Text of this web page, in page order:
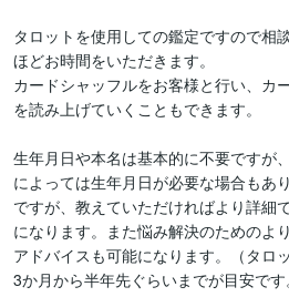
タロットを使用しての鑑定ですので相
ほどお時間をいただきます。
カードシャッフルをお客様と行い、カ
を読み上げていくこともできます。
生年月日や本名は基本的に不要ですが
によっては生年月日が必要な場合もあ
ですが、教えていただければより詳細
になります。また悩み解決のためのよ
アドバイスも可能になります。（タロ